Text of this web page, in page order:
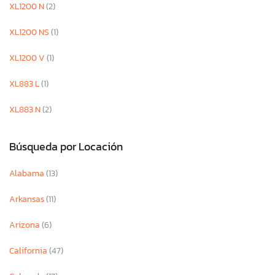
XL1200 N(2)
XL1200 NS(1)
XL1200 V(1)
XL883 L(1)
XL883 N(2)
Búsqueda por Locación
Alabama(13)
Arkansas(11)
Arizona(6)
California(47)